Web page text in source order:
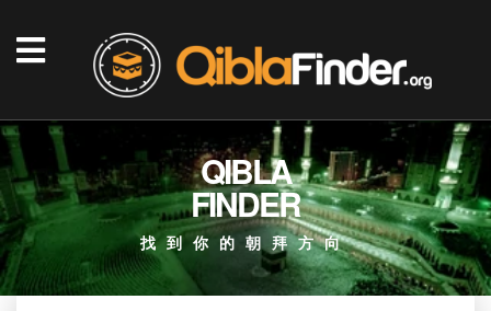
QIBLA
FINDER
找到你的朝拜方向